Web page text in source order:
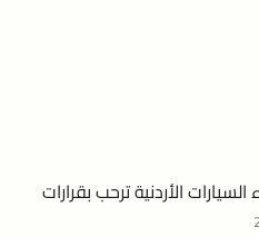
الأردنية ترحب بقرارات